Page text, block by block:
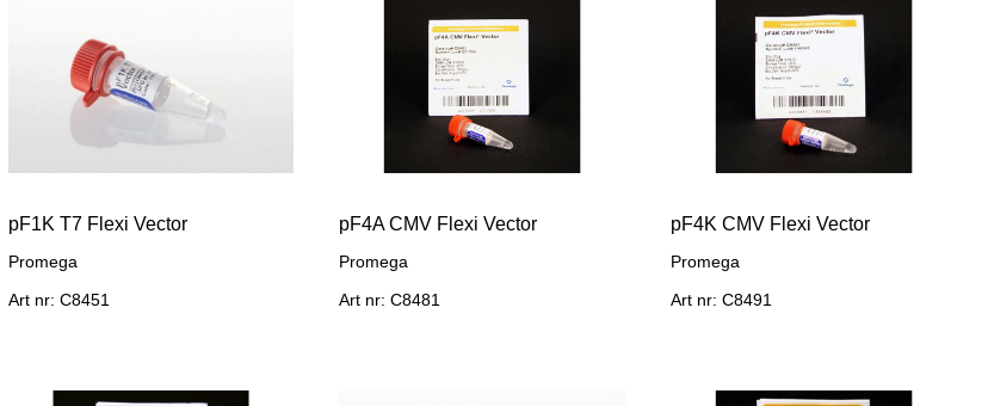
pF1K T7 Flexi Vector
Promega
Art nr: C8451
pF4A CMV Flexi Vector
Promega
Art nr: C8481
pF4K CMV Flexi Vector
Promega
Art nr: C8491